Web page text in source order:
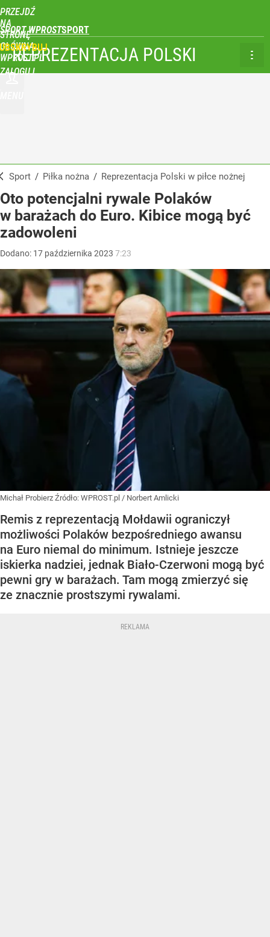
PRZEJDŹ
NA
STRONĘ
GŁÓWNĄ
WPROST.PL
SPORT WPROST
ZALOGUJ
REPREZENTACJA POLSKI
Sport / Piłka nożna / Reprezentacja Polski w piłce nożnej
Oto potencjalni rywale Polaków
w barażach do Euro. Kibice mogą być
zadowoleni
Dodano: 17 października 2023 7:23
Michał Probierz Źródło: WPROST.pl / Norbert Amlicki
Remis z reprezentacją Mołdawii ograniczył
możliwości Polaków bezpośredniego awansu
na Euro niemal do minimum. Istnieje jeszcze
iskierka nadziei, jednak Biało-Czerwoni mogą być
pewni gry w barażach. Tam mogą zmierzyć się
ze znacznie prostszymi rywalami.